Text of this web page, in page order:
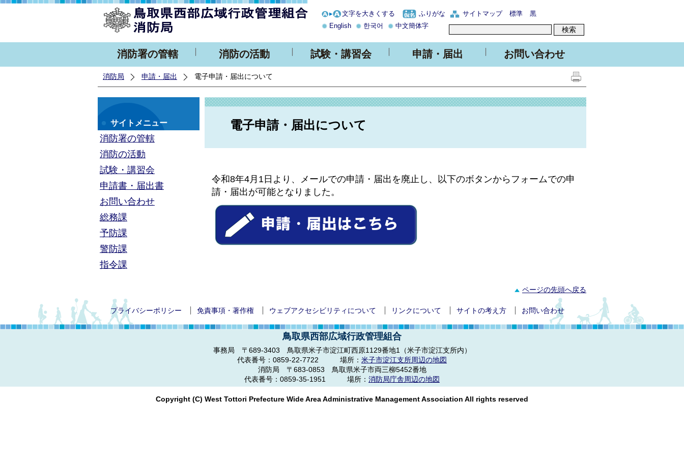
文字を大きくする ふりがな サイトマップ 標準
黒
English
한국어 中文簡体字
消防署の管轄 消防の活動 試験・講習会 申請・届出 お問い合わせ
消防局 申請・届出 電子申請・届出について
サイトメニュー
消防署の管轄
消防の活動
試験・講習会
申請書・届出書
お問い合わせ
総務課
予防課
警防課
指令課
電子申請・届出について
令和8年4月1日より、メールでの申請・届出を廃止し、以下のボタンからフォームでの申
請・届出が可能となりました。
ページの先頭へ戻る
プライバシーポリシー 免責事項・著作権 ウェブアクセシビリティについて リンクについて サイトの考え方 お問い合わせ
鳥取県西部広域行政管理組合
事務局 〒689-3403 鳥取県米子市淀江町西原1129番地1（米子市淀江支所内）
代表番号： 0859-22-7722 場所： 米子市淀江支所周辺の地図
消防局 〒683-0853 鳥取県米子市両三柳5452番地
代表番号： 0859-35-1951 場所： 消防局庁舎周辺の地図
Copyright (C) West Tottori Prefecture Wide Area Administrative Management Association All rights reserved